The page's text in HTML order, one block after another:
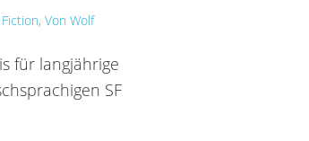
Von Wolf
für langjährige
SF